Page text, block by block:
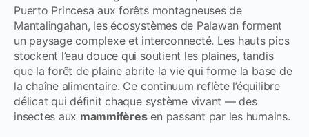
Puerto Princesa aux forêts montagneuses de
Mantalingahan, les écosystèmes de Palawan forment
un paysage complexe et interconnecté. Les hauts pics
stockent l’eau douce qui soutient les plaines, tandis
que la forêt de plaine abrite la vie qui forme la base de
la chaîne alimentaire. Ce continuum reflète l’équilibre
délicat qui définit chaque système vivant — des
insectes aux mammifèresen passant par les humains.